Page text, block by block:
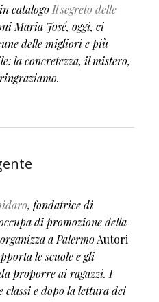
catalogo Il segreto delle
Maria José, oggi, ci
delle migliori e più
la concretezza, il mistero,
, fondatrice di
di promozione della
a PalermoAutori
le scuole e gli
proporre ai ragazzi. I
e dopo la lettura dei